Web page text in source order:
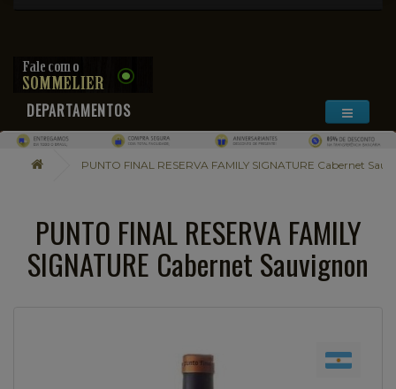
DEPARTAMENTOS
PUNTO FINAL RESERVA FAMILY SIGNATURE Cabernet
PUNTO FINAL RESERVA FAMILY
SIGNATURE Cabernet Sauvignon